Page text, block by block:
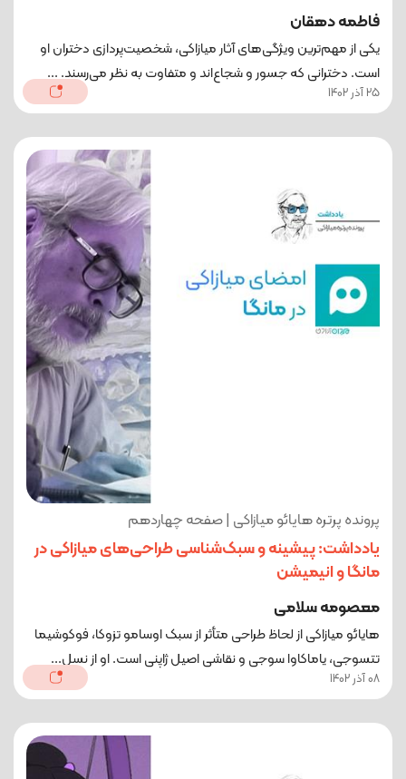
فاطمه دهقان
یکی از مهم‌ترین ویژگی‌های آثار میازاکی، شخصیت‌پردازی دختران او
است. دخترانی که جسور و شجاع‌اند و متفاوت به نظر می‌رسند. ...
25 آذر 1402
پرونده پرتره هایائو میازاکی | صفحه چهاردهم
یادداشت: پیشینه و سبک‌شناسی طراحی‌های میازاکی در
مانگا و انیمیشن
معصومه سلامی
هایائو میازاکی از لحاظ طراحی متأثر از سبک اوسامو تزوکا، فوکوشیما
تتسوجی، یاماکاوا سوجی و نقاشی اصیل ژاپنی است. او از نسل...
08 آذر 1402